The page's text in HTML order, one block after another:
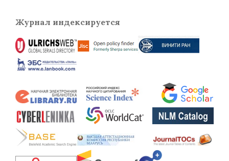
Журнал индексируется